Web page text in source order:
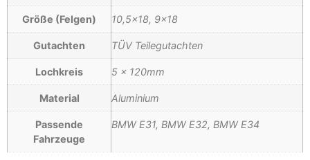
Größe (Felgen) 10,5×18, 9×18
Gutachten TÜV Teilegutachten
Lochkreis 5 x 120mm
Material Aluminium
Passende
Fahrzeuge
BMW E31, BMW E32, BMW E34